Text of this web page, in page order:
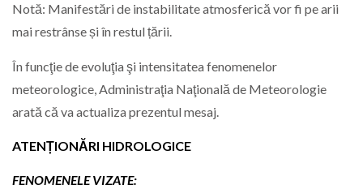
Notă: Manifestări de instabilitate atmosferică vor fi pe arii
mai restrânse și în restul țării.
În funcţie de evoluţia şi intensitatea fenomenelor
meteorologice, Administraţia Naţională de Meteorologie
arată că va actualiza prezentul mesaj.
ATENȚIONĂRI HIDROLOGICE
FENOMENELE VIZATE: